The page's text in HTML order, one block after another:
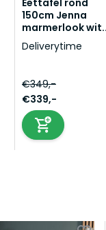
Eettafel rond
150cm Jenna
marmerlook
Deliverytime
€349,-
€339,-